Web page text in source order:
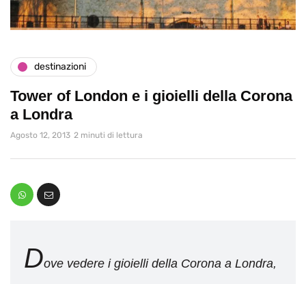
destinazioni
Tower of London e i gioielli della Corona
a Londra
Agosto 12, 2013 2 minuti di lettura
Dove vedere i gioielli della Corona a Londra,